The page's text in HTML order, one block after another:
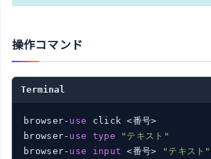
操作コマンド
Terminal
browser- use click <番
browser- use type "テキスト"
browser- use input <番号> "テキスト"